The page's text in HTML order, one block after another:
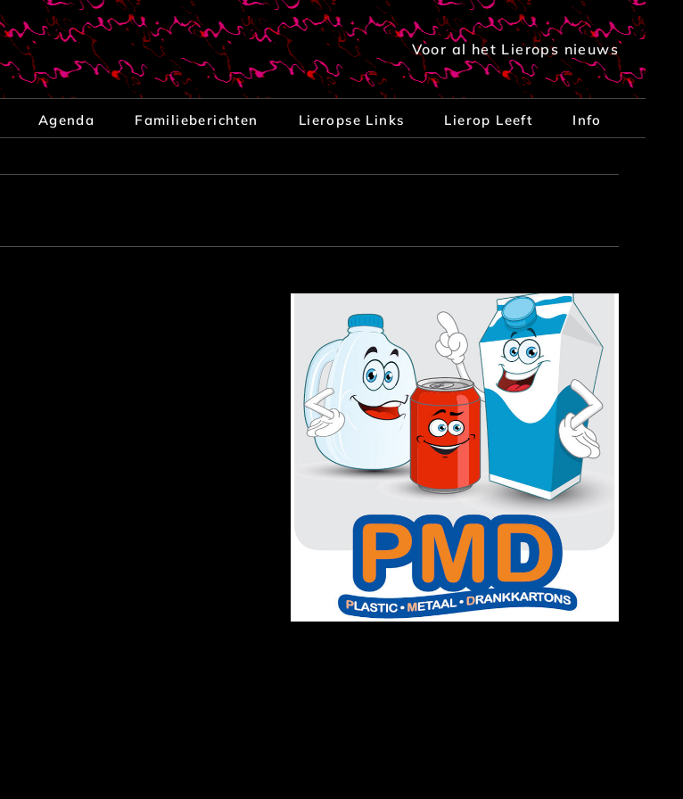
Voor al het Lierops nieuws
Agenda Familieberichten Lieropse Links Lierop Leeft Info